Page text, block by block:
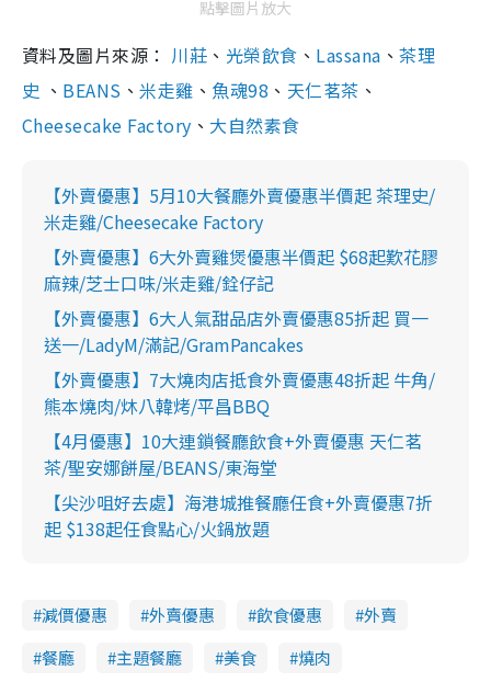
點擊圖片放大
資料及圖片來源： 川莊 、 光榮飲食 、 Lassana 、茶理
史 、 BEANS 、米走雞 、 魚魂98 、 天仁茗茶 、
Cheesecake Factory 、 大自然素食
【外賣優惠】5月10大餐廳外賣優惠半價起 茶理史/
米走雞/Cheesecake Factory
【外賣優惠】6大外賣雞煲優惠半價起 $68起歎花膠
麻辣/芝士口味/米走雞/銓仔記
【外賣優惠】6大人氣甜品店外賣優惠85折起 買一
送一/LadyM/滿記/GramPancakes
【外賣優惠】7大燒肉店抵食外賣優惠48折起 牛角/
熊本燒肉/炑八韓烤/平昌BBQ
【4月優惠】10大連鎖餐廳飲食+外賣優惠 天仁茗
茶/聖安娜餅屋/BEANS/東海堂
【尖沙咀好去處】海港城推餐廳任食+外賣優惠7折
起 $138起任食點心/火鍋放題
減價優惠 外賣優惠 飲食優惠
外賣
餐廳
主題餐廳 美食 燒肉